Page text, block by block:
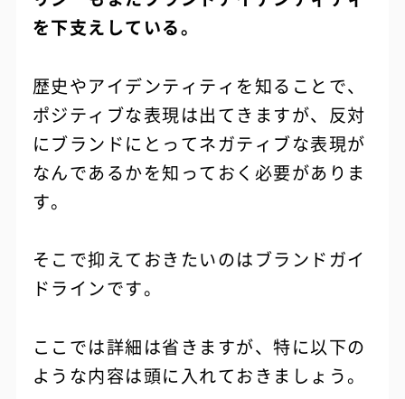
を下支えしている。
歴史やアイデンティティを知ることで、
ポジティブな表現は出てきますが、反対
にブランドにとってネガティブな表現が
なんであるかを知っておく必要がありま
す。
そこで抑えておきたいのはブランドガイ
ドラインです。
ここでは詳細は省きますが、特に以下の
ような内容は頭に入れておきましょう。